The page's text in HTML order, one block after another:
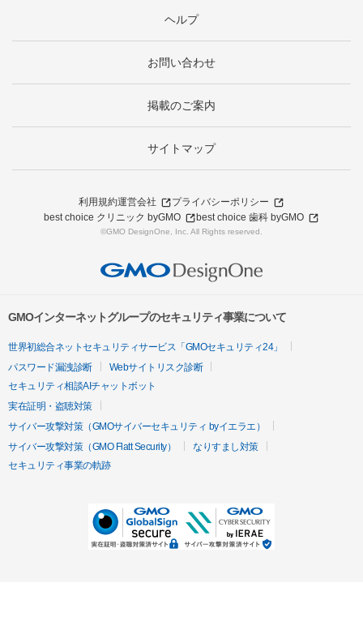
ヘルプ
お問い合わせ
掲載のご案内
サイトマップ
利用規約運営会社
プライバシーポリシー
best choice クリニック byGMO
best choice 歯科 byGMO
©GMO DesignOne, Inc. All Rights reserved.
GMOインターネットグループのセキュリティ事業について
世界初総合ネットセキュリティサービス「GMOセキュリティ24」
パスワード漏洩診断
Webサイトリスク診断
セキュリティ相談AIチャットボット
実在証明・盗聴対策
サイバー攻撃対策（GMOサイバーセキュリティ byイエラエ）
サイバー攻撃対策（GMO Flatt Security）
なりすまし対策
セキュリティ事業の軌跡